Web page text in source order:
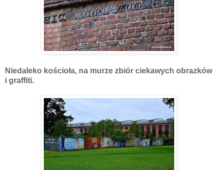
Niedaleko kościoła, na murze zbiór ciekawych obrazków
i graffiti.